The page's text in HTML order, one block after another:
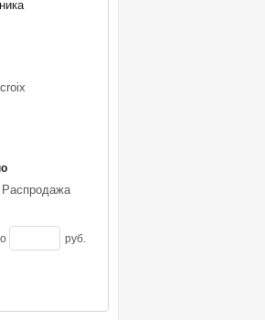
Распродажа
руб.